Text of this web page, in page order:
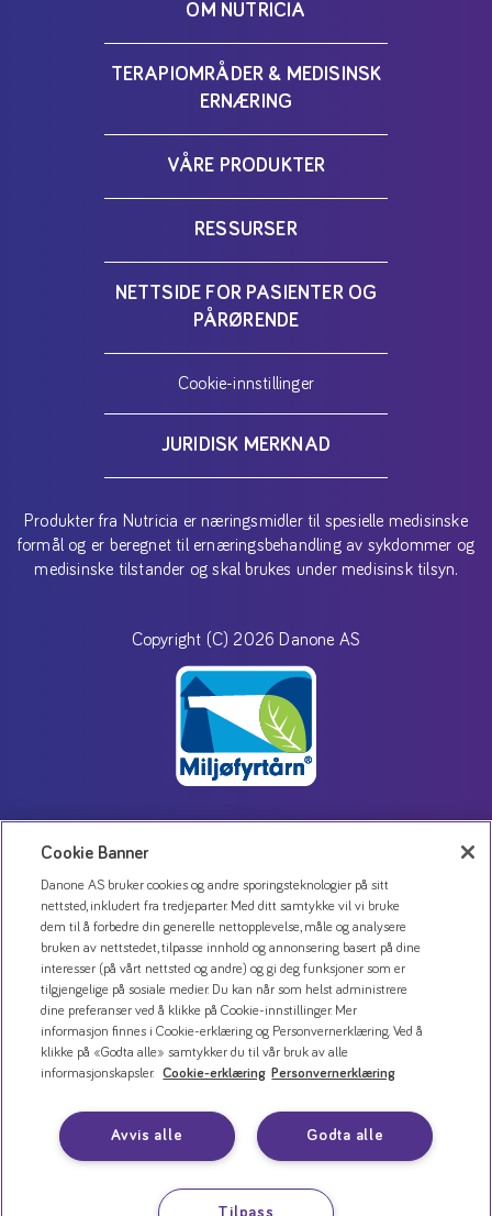
OM NUTRICIA
TERAPIOMRÅDER & MEDISINSK
ERNÆRING
VÅRE PRODUKTER
RESSURSER
NETTSIDE FOR PASIENTER OG
PÅRØRENDE
Cookie-innstillinger
JURIDISK MERKNAD
Produkter fra Nutricia er næringsmidler til spesielle medisinske
formål og er beregnet til ernæringsbehandling av sykdommer og
medisinske tilstander og skal brukes under medisinsk tilsyn.
Copyright (C) 2026 Danone AS
Personvernerklæring
Bruk av informasjonskapsler
Åpenhetsloven
Cookie Banner
Danone AS bruker cookies og andre sporingsteknologier på sitt
nettsted, inkludert fra tredjeparter. Med ditt samtykke vil vi bruke
dem til å forbedre din generelle nettopplevelse, måle og analysere
bruken av nettstedet, tilpasse innhold og annonsering basert på dine
interesser (på vårt nettsted og andre) og gi deg funksjoner som er
tilgjengelige på sosiale medier. Du kan når som helst administrere
dine preferanser ved å klikke på Cookie-innstillinger. Mer
informasjon finnes i Cookie-erklæring og Personvernerklæring. Ved å
klikke på «Godta alle» samtykker du til vår bruk av alle
informasjonskapsler.
Cookie-erklæring Personvernerklæring
Godta alle
Avvis alle
Tilpass